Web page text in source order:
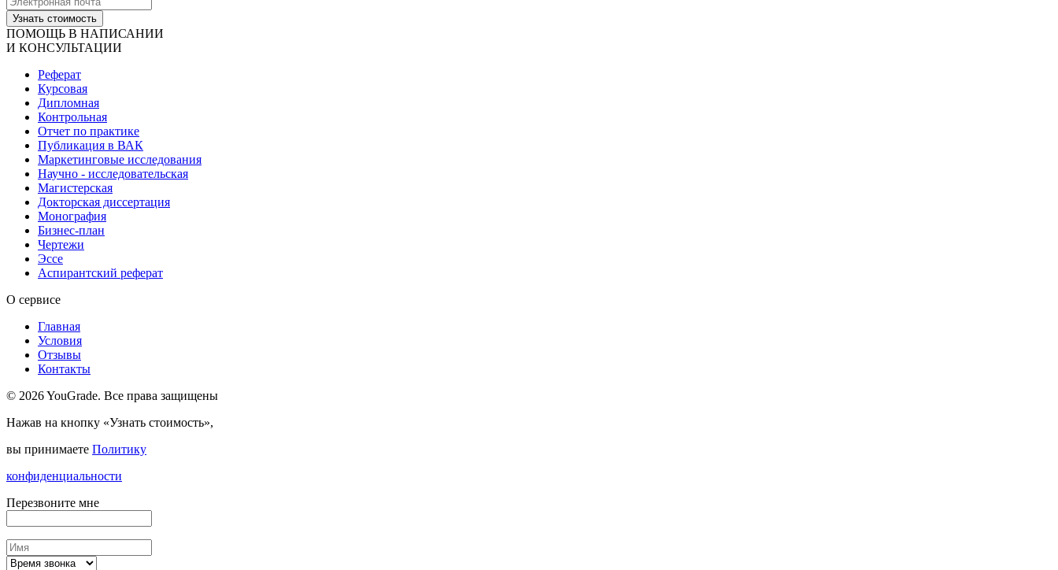
ПОМОЩЬ В НАПИСАНИИ
И КОНСУЛЬТАЦИИ
Реферат
Курсовая
Дипломная
Контрольная
Отчет по практике
Публикация в ВАК
Маркетинговые исследования
Научно - исследовательская
Магистерская
Докторская диссертация
Монография
Бизнес-план
Чертежи
Эссе
Аспирантский реферат
О сервисе
Главная
Условия
Отзывы
Контакты
© 2026 YouGrade. Все права защищены
Нажав на кнопку «Узнать стоимость»,
вы принимаете Политику
конфиденциальности
Перезвоните мне